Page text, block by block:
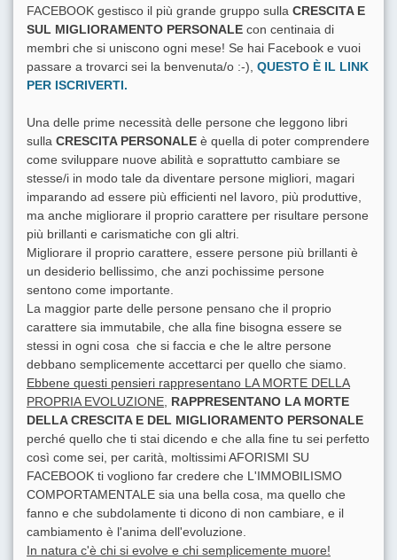
FACEBOOK gestisco il più grande gruppo sulla CRESCITA E
SUL MIGLIORAMENTO PERSONALE con centinaia di
membri che si uniscono ogni mese! Se hai Facebook e vuoi
passare a trovarci sei la benvenuta/o :-), QUESTO È IL LINK
PER ISCRIVERTI.
Una delle prime necessità delle persone che leggono libri
sulla CRESCITA PERSONALE è quella di poter comprendere
come sviluppare nuove abilità e soprattutto cambiare se
stesse/i in modo tale da diventare persone migliori, magari
imparando ad essere più efficienti nel lavoro, più produttive,
ma anche migliorare il proprio carattere per risultare persone
più brillanti e carismatiche con gli altri.
Migliorare il proprio carattere, essere persone più brillanti è
un desiderio bellissimo, che anzi pochissime persone
sentono come importante.
La maggior parte delle persone pensano che il proprio
carattere sia immutabile, che alla fine bisogna essere se
stessi in ogni cosa che si faccia e che le altre persone
debbano semplicemente accettarci per quello che siamo.
Ebbene questi pensieri rappresentano LA MORTE DELLA
PROPRIA EVOLUZIONE RAPPRESENTANO LA MORTE
DELLA CRESCITA E DEL MIGLIORAMENTO PERSONALE
perché quello che ti stai dicendo e che alla fine tu sei perfetto
così come sei, per carità, moltissimi AFORISMI SU
FACEBOOK ti vogliono far credere che L'IMMOBILISMO
COMPORTAMENTALE sia una bella cosa, ma quello che
fanno e che subdolamente ti dicono di non cambiare, e il
cambiamento è l'anima dell'evoluzione.
In natura c'è chi si evolve e chi semplicemente muore!